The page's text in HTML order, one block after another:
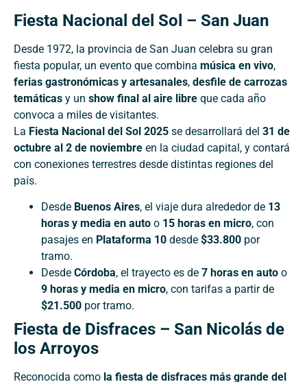
Fiesta Nacional del Sol – San Juan
Desde 1972, la provincia de San Juan celebra su gran
fiesta popular, un evento que combina música en vivo,
ferias gastronómicas y artesanales, desfile de carrozas
temáticas y un show final al aire libre que cada año
convoca a miles de visitantes.
La Fiesta Nacional del Sol 2025 se desarrollará del 31 de
octubre al 2 de noviembre en la ciudad capital, y contará
con conexiones terrestres desde distintas regiones del
país.
Desde Buenos Aires, el viaje dura alrededor de 13
horas y media en auto o 15 horas en micro, con
pasajes en Plataforma 10 desde $33.800 por
tramo.
Desde Córdoba, el trayecto es de 7 horas en auto o
9 horas y media en micro, con tarifas a partir de
$21.500 por tramo.
Fiesta de Disfraces – San Nicolás de
los Arroyos
Reconocida como la fiesta de disfraces más grande del